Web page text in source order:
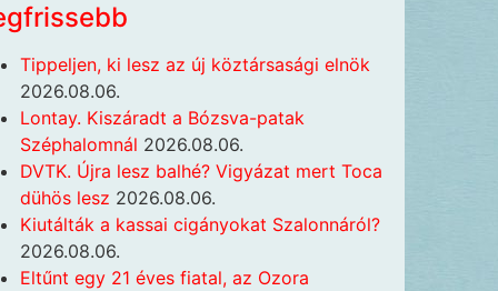
Tippeljen, ki lesz az új köztársasági elnök
2026.08.06.
Lontay. Kiszáradt a Bózsva-patak
Széphalomnál 2026.08.06.
DVTK. Újra lesz balhé? Vigyázat mert Toca
dühös lesz 2026.08.06.
Kiutálták a kassai cigányokat Szalonnáról?
2026.08.06.
Eltűnt egy 21 éves fiatal, az Ozora